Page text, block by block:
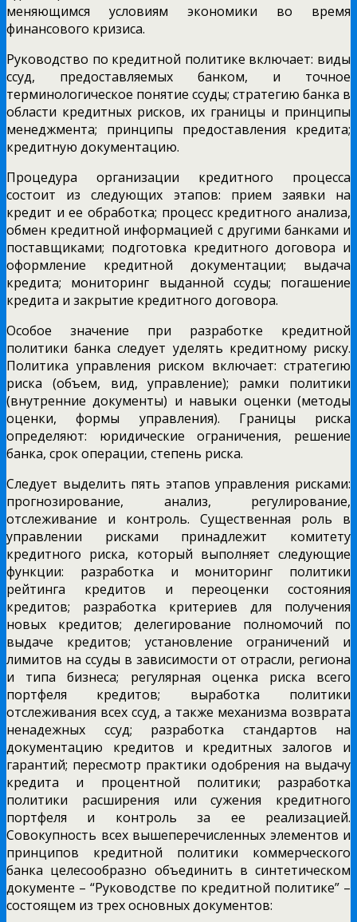
меняющимся условиям экономики во время
финансового кризиса.
Руководство по кредитной политике включает: виды
ссуд, предоставляемых банком, и точное
терминологическое понятие ссуды; стратегию банка в
области кредитных рисков, их границы и принципы
менеджмента; принципы предоставления кредита;
кредитную документацию.
Процедура организации кредитного процесса
состоит из следующих этапов: прием заявки на
кредит и ее обработка; процесс кредитного анализа,
обмен кредитной информацией с другими банками и
поставщиками; подготовка кредитного договора и
оформление кредитной документации; выдача
кредита; мониторинг выданной ссуды; погашение
кредита и закрытие кредитного договора.
Особое значение при разработке кредитной
политики банка следует уделять кредитному риску.
Политика управления риском включает: стратегию
риска (объем, вид, управление); рамки политики
(внутренние документы) и навыки оценки (методы
оценки, формы управления). Границы риска
определяют: юридические ограничения, решение
банка, срок операции, степень риска.
Следует выделить пять этапов управления рисками:
прогнозирование, анализ, регулирование,
отслеживание и контроль. Существенная роль в
управлении рисками принадлежит комитету
кредитного риска, который выполняет следующие
функции: разработка и мониторинг политики
рейтинга кредитов и переоценки состояния
кредитов; разработка критериев для получения
новых кредитов; делегирование полномочий по
выдаче кредитов; установление ограничений и
лимитов на ссуды в зависимости от отрасли, региона
и типа бизнеса; регулярная оценка риска всего
портфеля кредитов; выработка политики
отслеживания всех ссуд, а также механизма возврата
ненадежных ссуд; разработка стандартов на
документацию кредитов и кредитных залогов и
гарантий; пересмотр практики одобрения на выдачу
кредита и процентной политики; разработка
политики расширения или сужения кредитного
портфеля и контроль за ее реализацией.
Совокупность всех вышеперечисленных элементов и
принципов кредитной политики коммерческого
банка целесообразно объединить в синтетическом
документе – “Руководстве по кредитной политике” –
состоящем из трех основных документов: